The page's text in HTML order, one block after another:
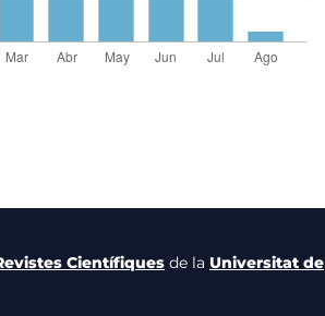
Científiques de la Universitat de